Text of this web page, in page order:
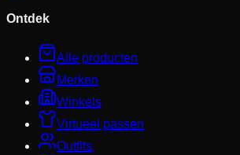
Ontdek
Alle producten
Merken
Winkels
Virtueel passen
Outfits